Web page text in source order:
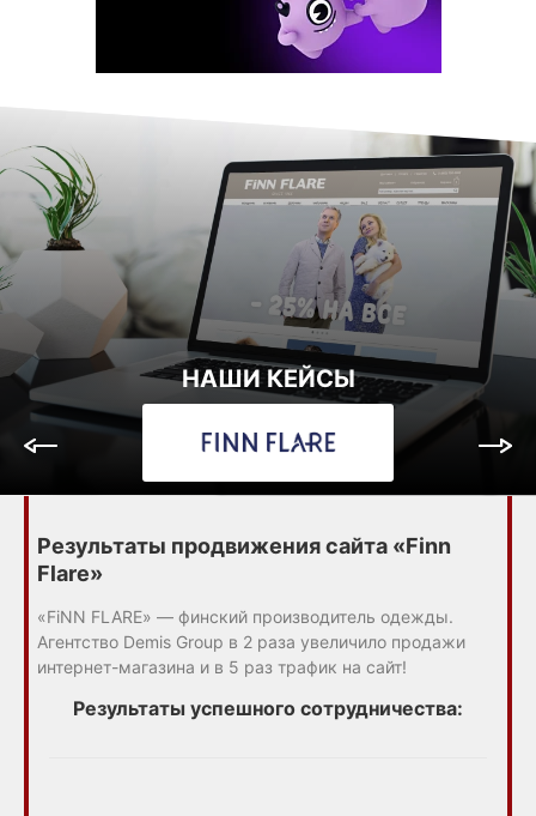
НАШИ КЕЙСЫ
Результаты продвижения сайта «Finn
Flare»
«FiNN FLARE» — финский производитель одежды.
Агентство Demis Group в 2 раза увеличило продажи
интернет-магазина и в 5 раз трафик на сайт!
Результаты успешного сотрудничества: